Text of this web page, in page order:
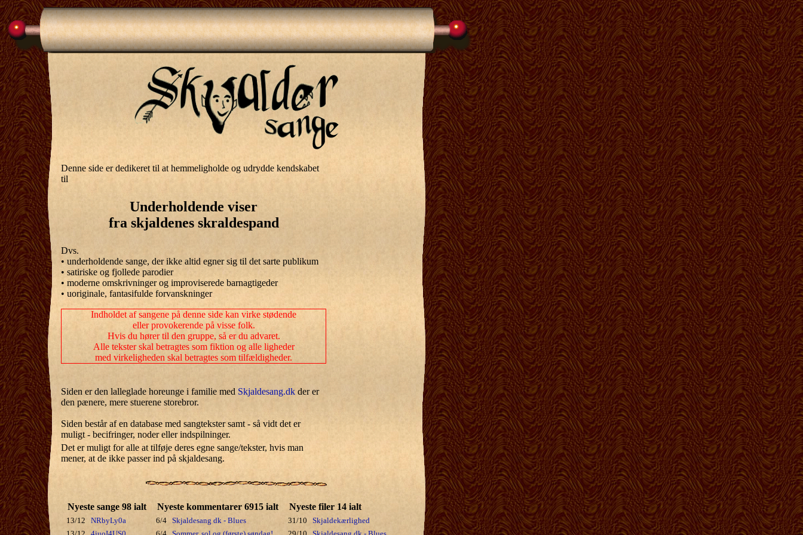
Denne side er dedikeret til at hemmeligholde og udrydde kendskabet
til
Underholdende viser
fra skjaldenes skraldespand
Dvs.
• underholdende sange, der ikke altid egner sig til det sarte publikum
• satiriske og fjollede parodier
• moderne omskrivninger og improviserede barnagtigeder
• uoriginale, fantasifulde forvanskninger
Indholdet af sangene på denne side kan virke stødende
eller provokerende på visse folk.
Hvis du hører til den gruppe, så er du advaret.
Alle tekster skal betragtes som fiktion og alle ligheder
med virkeligheden skal betragtes som tilfældigheder.
Siden er den lalleglade horeunge i familie med Skjaldesang.dk der er
den pænere, mere stuerene storebror.
Siden består af en database med sangtekster samt - så vidt det er
muligt - becifringer, noder eller indspilninger.
Det er muligt for alle at tilføje deres egne sange/tekster, hvis man
mener, at de ikke passer ind på skjaldesang.
Nyeste sange 98 ialt
13/12 NRbyLy0a
Nyeste kommentarer 6915 ialt
6/4 Skjaldesang dk - Blues
Nyeste filer 14 ialt
31/10 Skjaldekærlighed